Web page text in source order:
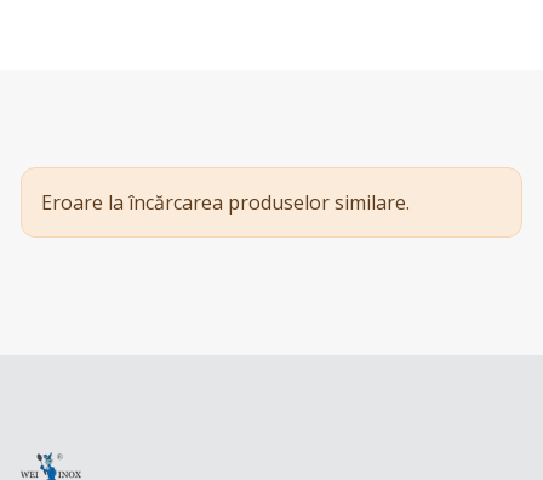
Eroare la încărcarea produselor similare.